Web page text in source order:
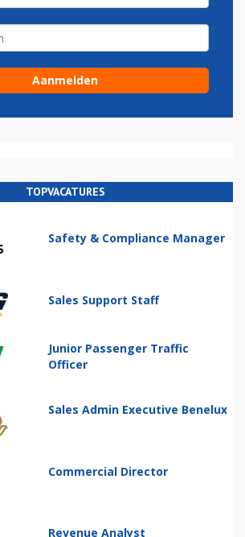
TOPVACATURES
Safety & Compliance Manager
Sales Support Staff
Junior Passenger Traffic
Officer
Sales Admin Executive Benelux
Commercial Director
Revenue Analyst